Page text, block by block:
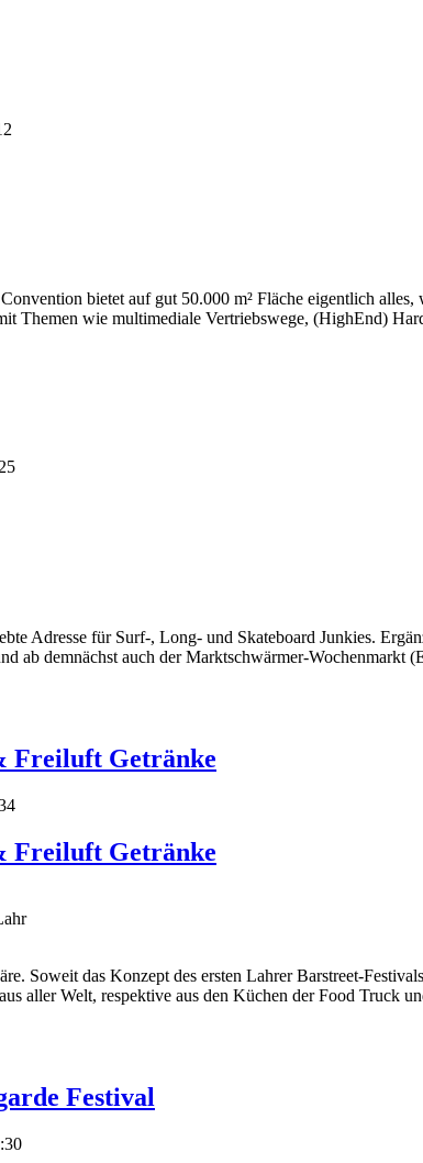
bietet auf gut 50.000 m² Fläche eigentlich
Themen wie multimediale Vertriebswege, (HighEnd)
Adresse für Surf-, Long- und Skateboard Junkies.
ab demnächst auch der Marktschwärmer-Wochenmarkt
Freiluft Getränke
Freiluft Getränke
Soweit das Konzept des ersten Lahrer Barstreet-
aller Welt, respektive aus den Küchen der Food Truck
Festival